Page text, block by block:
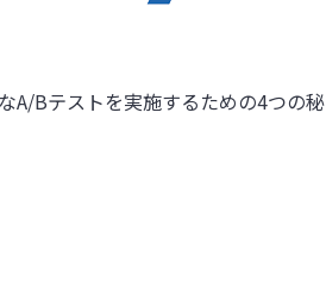
なA/Bテストを実施するための4つの秘